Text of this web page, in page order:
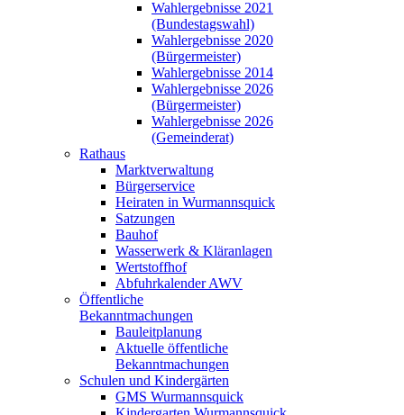
Wahlergebnisse 2021
(Bundestagswahl)
Wahlergebnisse 2020
(Bürgermeister)
Wahlergebnisse 2014
Wahlergebnisse 2026
(Bürgermeister)
Wahlergebnisse 2026
(Gemeinderat)
Rathaus
Marktverwaltung
Bürgerservice
Heiraten in Wurmannsquick
Satzungen
Bauhof
Wasserwerk & Kläranlagen
Wertstoffhof
Abfuhrkalender AWV
Öffentliche
Bekanntmachungen
Bauleitplanung
Aktuelle öffentliche
Bekanntmachungen
Schulen und Kindergärten
GMS Wurmannsquick